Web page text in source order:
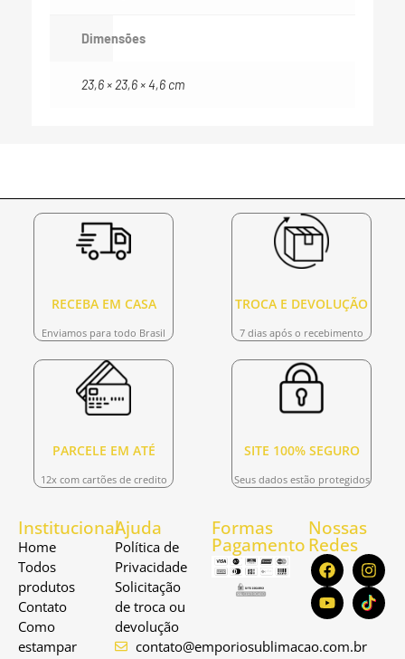
Dimensões
23,6 × 23,6 × 4,6 cm
RECEBA EM CASA
Enviamos para todo Brasil
TROCA E DEVOLUÇÃO
7 dias após o recebimento
PARCELE EM ATÉ
12x com cartões de credito
SITE 100% SEGURO
Seus dados estão protegidos
Institucional
Home
Todos
produtos
Contato
Como
estampar
Ajuda
Política de
Privacidade
Solicitação
de troca ou
devolução
contato@emporiosublimacao.com.br
Formas
Pagamento
Nossas
Redes